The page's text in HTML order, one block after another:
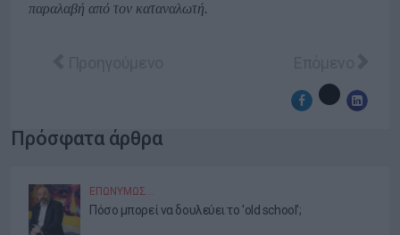
παραλαβή από τον καταναλωτή.
Πρόσφατα άρθρα
ΕΠΩΝΎΜΩΣ…
Πόσο μπορεί να δουλεύει το 'old school';